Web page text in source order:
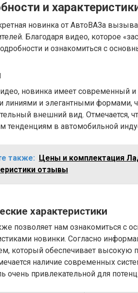
и
новинка от АвтоВАЗа
Благодаря видео, которое
и ознакомиться с
новинка имеет современный и
линиями и элегантными формами,
внешний вид. Отмечается,
тенденциям в автомобильной
также: Цены и комплектация
отзывы
характеристики
позволяет нам ознакомиться с
новинки. Согласно
который обеспечивает высокую
наличие современных
очень привлекательной для